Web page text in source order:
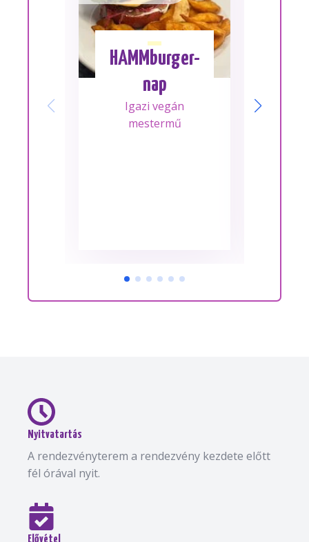
HAMMburger-
nap
Igazi vegán
mestermű
Nyitvatartás
A rendezvényterem a rendezvény kezdete előtt
fél órával nyit.
Elővétel